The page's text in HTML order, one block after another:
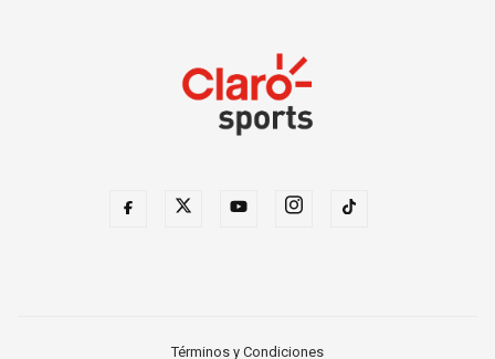
Términos y Condiciones